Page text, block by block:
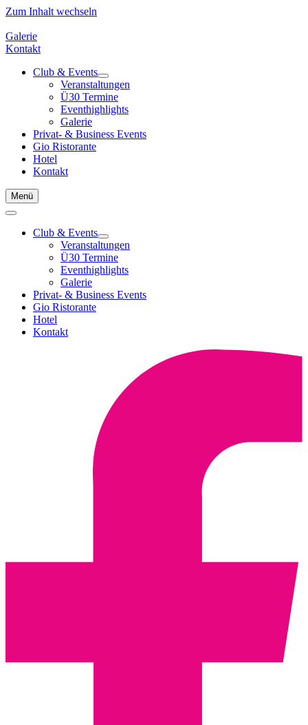
Zum Inhalt wechseln
Galerie
Kontakt
Club & Events
Veranstaltungen
Ü30 Termine
Eventhighlights
Galerie
Privat- & Business Events
Gio Ristorante
Hotel
Kontakt
Menü
Club & Events
Veranstaltungen
Ü30 Termine
Eventhighlights
Galerie
Privat- & Business Events
Gio Ristorante
Hotel
Kontakt